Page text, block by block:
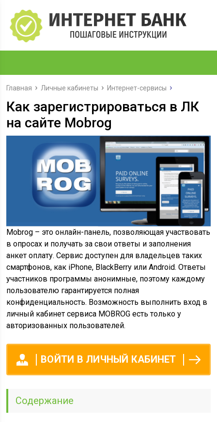
Главная Личные кабинеты Интернет-сервисы
Как зарегистрироваться в ЛК
на сайте Mobrog
Mobrog – это онлайн-панель, позволяющая участвовать
в опросах и получать за свои ответы и заполнения
анкет оплату. Сервис доступен для владельцев таких
смартфонов, как iPhone, BlackBerry или Android. Ответы
участников программы анонимные, поэтому каждому
пользователю гарантируется полная
конфиденциальность. Возможность выполнить вход в
личный кабинет сервиса MOBROG есть только у
авторизованных пользователей.
ВОЙТИ В ЛИЧНЫЙ КАБИНЕТ
Содержание